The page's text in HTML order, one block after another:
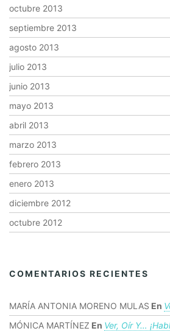
octubre 2013
septiembre 2013
agosto 2013
julio 2013
junio 2013
mayo 2013
abril 2013
marzo 2013
febrero 2013
enero 2013
diciembre 2012
octubre 2012
COMENTARIOS RECIENTES
MARÍA ANTONIA MORENO MULAS En
MÓNICA MARTÍNEZ En Ver, Oír Y…